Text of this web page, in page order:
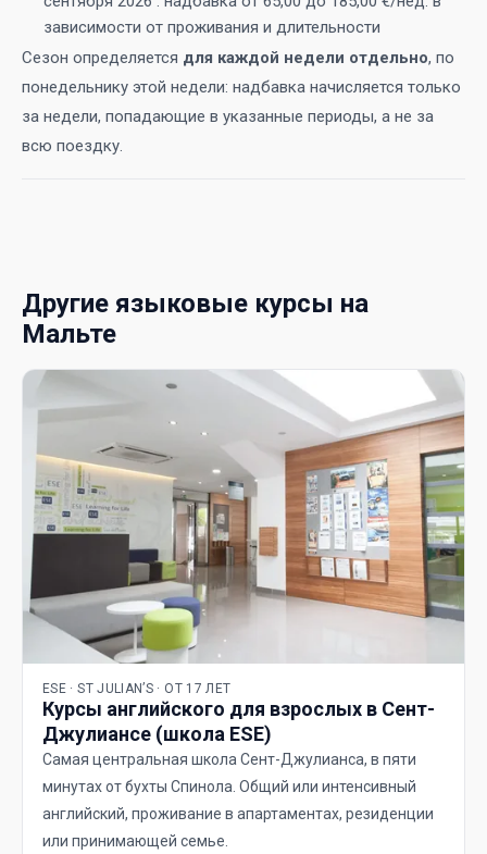
зависимости от проживания и длительности
Сезон определяется для каждой недели отдельно, по
понедельнику этой недели: надбавка начисляется только
за недели, попадающие в указанные периоды, а не за
всю поездку.
Другие языковые курсы на
Мальте
ESE · ST JULIAN’S · ОТ 17 ЛЕТ
Курсы английского для взрослых в Сент-
Джулиансе (школа ESE)
Самая центральная школа Сент-Джулианса, в пяти
минутах от бухты Спинола. Общий или интенсивный
английский, проживание в апартаментах, резиденции
или принимающей семье.